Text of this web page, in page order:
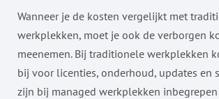
Wanneer je de kosten vergelijkt met
werkplekken, moet je ook de verborgen
meenemen. Bij traditionele werkplekken
bij voor licenties, onderhoud, updates en
zijn bij managed werkplekken